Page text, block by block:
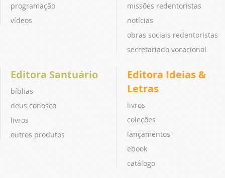
programação
vídeos
missões redentoristas
notícias
obras sociais redentoristas
secretariado vocacional
Editora Santuário
bíblias
deus conosco
livros
outros produtos
Editora Ideias &
Letras
livros
coleções
lançamentos
ebook
catálogo